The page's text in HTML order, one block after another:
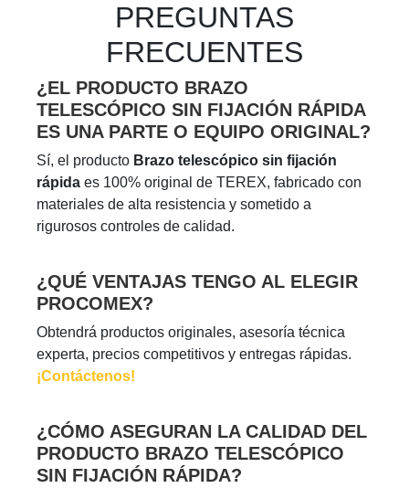
PREGUNTAS
FRECUENTES
¿EL PRODUCTO BRAZO
TELESCÓPICO SIN FIJACIÓN RÁPIDA
ES UNA PARTE O EQUIPO ORIGINAL?
Sí, el producto Brazo telescópico sin fijación
rápida es 100% original de TEREX, fabricado con
materiales de alta resistencia y sometido a
rigurosos controles de calidad.
¿QUÉ VENTAJAS TENGO AL ELEGIR
PROCOMEX?
Obtendrá productos originales, asesoría técnica
experta, precios competitivos y entregas rápidas.
¡Contáctenos!
¿CÓMO ASEGURAN LA CALIDAD DEL
PRODUCTO BRAZO TELESCÓPICO
SIN FIJACIÓN RÁPIDA?